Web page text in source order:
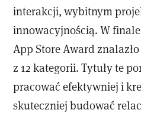
interakcji, wybitnym
innowacyjnością. W
App Store Award
z 12 kategorii. Tytuły te
pracować efektywniej i
skuteczniej budować